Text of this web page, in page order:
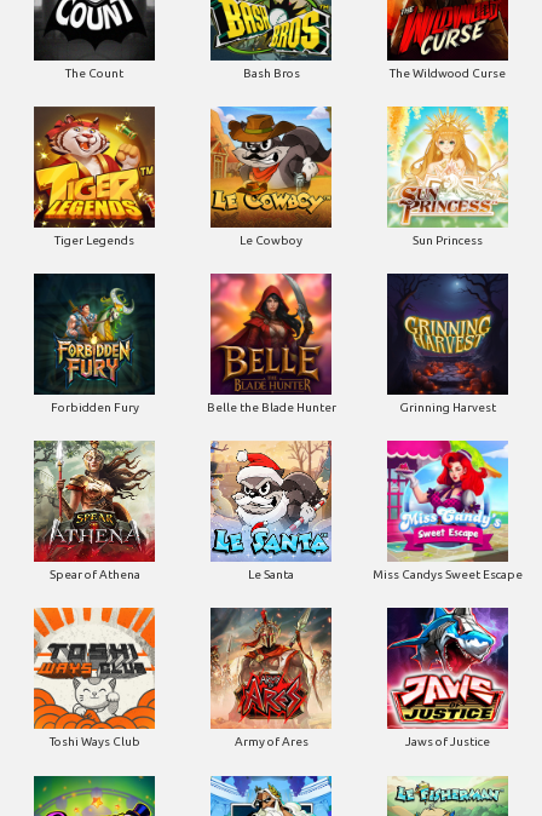
The Count Bash Bros The Wildwood Curse
Tiger Legends Le Cowboy Sun Princess
Forbidden Fury Belle the Blade Hunter Grinning Harvest
Spear of Athena Le Santa Miss Candys Sweet Escape
Toshi Ways Club Army of Ares Jaws of Justice